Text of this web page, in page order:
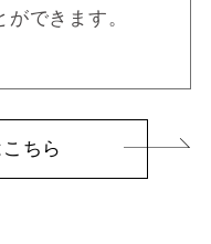
できます。
ちら